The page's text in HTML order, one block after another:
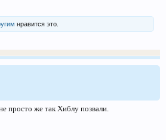
нравится это.
просто же так Хиблу позвали.